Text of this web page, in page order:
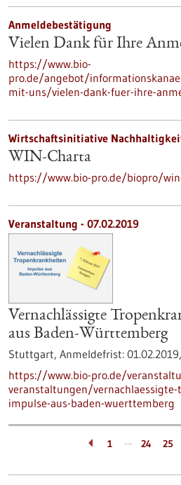
Anmeldebestätigung
Vielen Dank für Ihre
https://www.bio-
pro.de/angebot/
mit-uns/vielen-dank-fuer-ihre-
Wirtschaftsinitiative
WIN-Charta
https://www.bio-pro.de/biopro/
Veranstaltung - 07.02.2019
Vernachlässigte
aus Baden-Württemberg
Stuttgart, Anmeldefrist: 01.02.2019,
https://www.bio-pro.de/
veranstaltungen/
impulse-aus-baden-wuerttemberg
1 … 24 25